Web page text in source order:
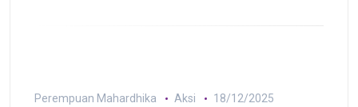
Perempuan Mahardhika Aksi 18/12/2025